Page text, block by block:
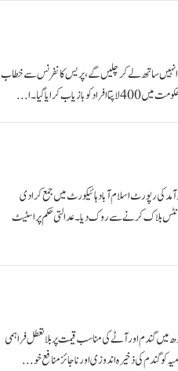
انہیں ساتھ لے کر چلیں گے،پریس کانفرنس سے خطاب
گیا۔ ا...
رپورٹ اسلام آباد ہائیکورٹ میں جمع کرا دی
بلاک کرنے سے روک دیا ۔عدالتی حکم پر اسٹیٹ
گندم اور آٹے کی مناسب قیمت پر بلا تعطل فراہمی
کو گندم کی ذخیرہ اندوزی اور ناجائز منافع خو...